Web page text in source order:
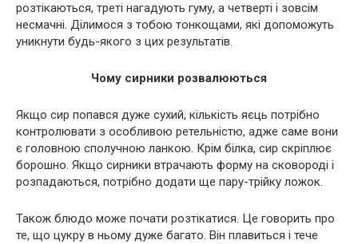
розтікаються, треті нагадують гуму, а четверті і зовсім
несмачні. Ділимося з тобою тонкощами, які допоможуть
уникнути будь-якого з цих результатів.
Чому сирники розвалюються
Якщо сир попався дуже сухий, кількість яєць потрібно
контролювати з особливою ретельністю, адже саме вони
є головною сполучною ланкою. Крім білка, сир скріплює
борошно. Якщо сирники втрачають форму на сковороді і
розпадаються, потрібно додати ще пару-трійку ложок.
Також блюдо може почати розтікатися. Це говорить про
те, що цукру в ньому дуже багато. Він плавиться і тече